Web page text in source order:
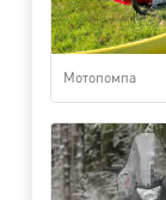
Мотопомпа